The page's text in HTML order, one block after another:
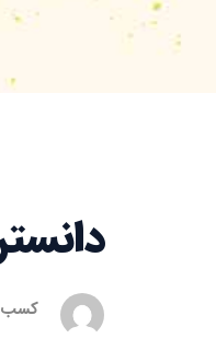
کسب